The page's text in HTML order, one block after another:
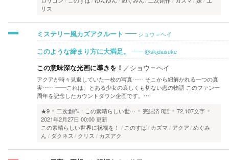
リス
ミステリー風カズアクルート ショウ＝ヘイ
このような締まり方に大満足。 @skjdaisuke
この意味深な光画に導きを！ ／ショウ＝ヘイ
アクアが時々見返していた一枚の写真…… そこから紐解かれる一つの真
実…… ――これは、とある少女の哀しくも切ない恋の物語 このファン一
周年を記念したカウントダウン企画です。…
★9
二次創作：この素晴らしい世… 完結済8話
72,107文字
2021年2月27日 00:00 更新
この素晴らしい世界に祝福を！
このすば カズマ アクア めぐみ
ん
ダクネス クリス カズアク